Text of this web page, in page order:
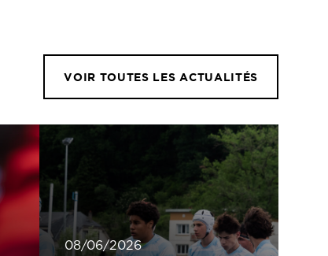
VOIR TOUTES LES ACTUALITÉS
08/06/2026